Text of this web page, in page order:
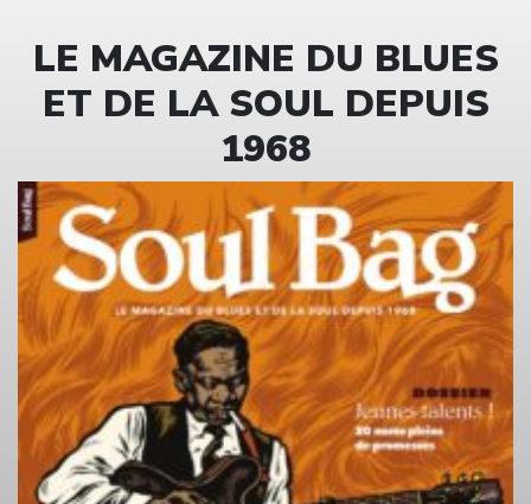
LE MAGAZINE DU BLUES
ET DE LA SOUL DEPUIS
1968